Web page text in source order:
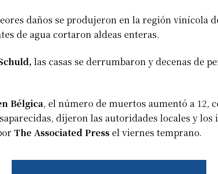
daños se produjeron en la región vinícola
de agua cortaron aldeas enteras.
las casas se derrumbaron y decenas de
Bélgica, el número de muertos aumentó a 12,
dijeron las autoridades locales y los
The Associated Pressel viernes temprano.